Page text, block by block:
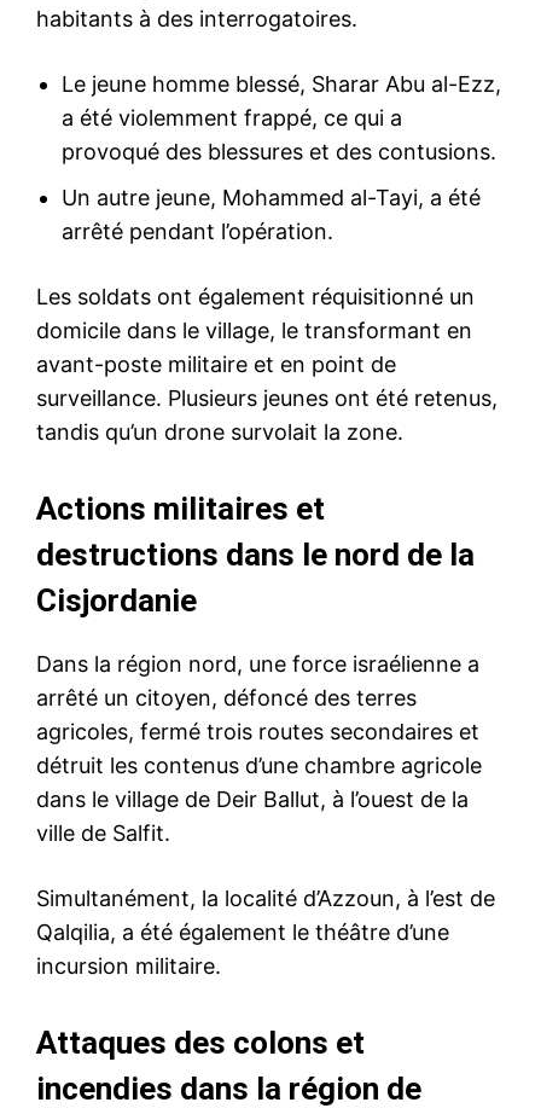
habitants à des interrogatoires.
Le jeune homme blessé, Sharar Abu al-Ezz,
a été violemment frappé, ce qui a
provoqué des blessures et des contusions.
Un autre jeune, Mohammed al-Tayi, a été
arrêté pendant l’opération.
Les soldats ont également réquisitionné un
domicile dans le village, le transformant en
avant-poste militaire et en point de
surveillance. Plusieurs jeunes ont été retenus,
tandis qu’un drone survolait la zone.
Actions militaires et
destructions dans le nord de la
Cisjordanie
Dans la région nord, une force israélienne a
arrêté un citoyen, défoncé des terres
agricoles, fermé trois routes secondaires et
détruit les contenus d’une chambre agricole
dans le village de Deir Ballut, à l’ouest de la
ville de Salfit.
Simultanément, la localité d’Azzoun, à l’est de
Qalqilia, a été également le théâtre d’une
incursion militaire.
Attaques des colons et
incendies dans la région de